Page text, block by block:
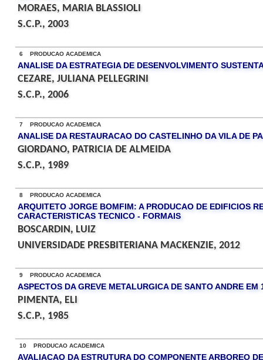
MORAES, MARIA BLASSIOLI
S.C.P., 2003
6 PRODUCAO ACADEMICA
ANALISE DA ESTRATEGIA DE DESENVOLVIMENTO
CEZARE, JULIANA PELLEGRINI
S.C.P., 2006
7 PRODUCAO ACADEMICA
ANALISE DA RESTAURACAO DO CASTELINHO DA VILA DE
GIORDANO, PATRICIA DE ALMEIDA
S.C.P., 1989
8 PRODUCAO ACADEMICA
ARQUITETO JORGE BOMFIM: A PRODUCAO DE EDIFICIOS
CARACTERISTICAS TECNICO - FORMAIS
BOSCARDIN, LUIZ
UNIVERSIDADE PRESBITERIANA MACKENZIE, 2012
9 PRODUCAO ACADEMICA
ASPECTOS DA GREVE METALURGICA DE SANTO ANDRE EM
PIMENTA, ELI
S.C.P., 1985
10 PRODUCAO ACADEMICA
AVALIACAO DA ESTRUTURA DO COMPONENTE ARBOREO